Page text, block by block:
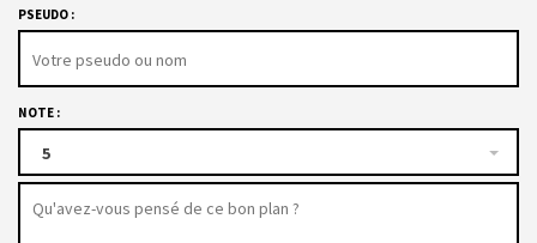
PSEUDO :
NOTE :
5